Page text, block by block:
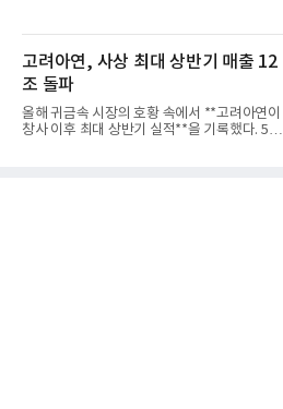
고려아연, 사상 최대 상반기 매출 12
조 돌파
올해 귀금속 시장의 호황 속에서 **고려아연이
창사 이후 최대 상반기 실적**을 기록했다. 5일